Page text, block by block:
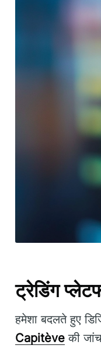
ट्रेडिंग
हमेशा बदलते हुए
Capitève की